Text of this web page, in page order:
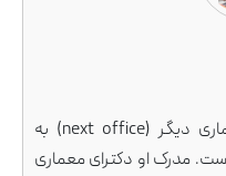
طراحی پروژه بر عهده دفتر معماری دیگر (next office) به
مدرک او دکترای معماری